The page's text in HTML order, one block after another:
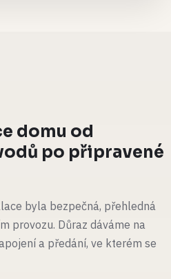
domu od
po připravené
byla bezpečná, přehledná
provozu. Důraz dáváme na
a předání, ve kterém se